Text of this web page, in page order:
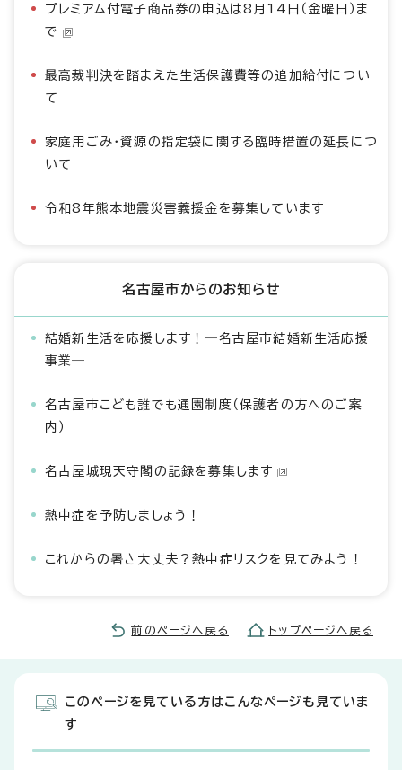
プレミアム付電子商品券の申込は8月14日（金曜日）ま
で
最高裁判決を踏まえた生活保護費等の追加給付につい
て
家庭用ごみ・資源の指定袋に関する臨時措置の延長につ
いて
令和8年熊本地震災害義援金を募集しています
名古屋市からのお知らせ
結婚新生活を応援します！―名古屋市結婚新生活応援
事業―
名古屋市こども誰でも通園制度（保護者の方へのご案
内）
名古屋城現天守閣の記録を募集します
熱中症を予防しましょう！
これからの暑さ大丈夫？熱中症リスクを見てみよう！
前のページへ戻る トップページへ戻る
このページを見ている方はこんなページも見ていま
す